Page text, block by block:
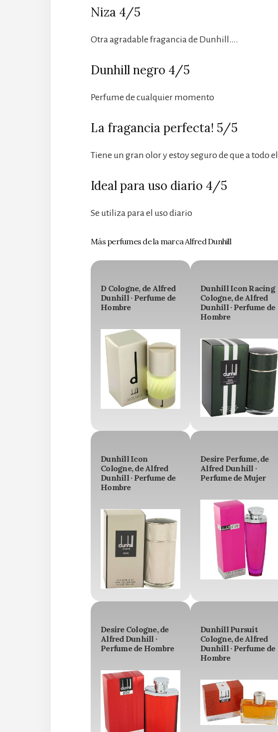
Niza 4/5
Otra agradable fragancia de Dunhill….
Dunhill negro 4/5
Perfume de cualquier momento
La fragancia perfecta! 5/5
Tiene un gran olor y estoy seguro de que a todo
Ideal para uso diario 4/5
Se utiliza para el uso diario
Más perfumes de la marca Alfred Dunhill
D Cologne, de Alfred
Dunhill · Perfume de
Hombre
Dunhill Icon Racing
Cologne, de Alfred
Dunhill · Perfume de
Hombre
Dunhill Icon
Cologne, de Alfred
Dunhill · Perfume de
Hombre
Desire Perfume, de
Alfred Dunhill ·
Perfume de Mujer
Desire Cologne, de
Alfred Dunhill ·
Perfume de Hombre
Dunhill Pursuit
Cologne, de Alfred
Dunhill · Perfume de
Hombre